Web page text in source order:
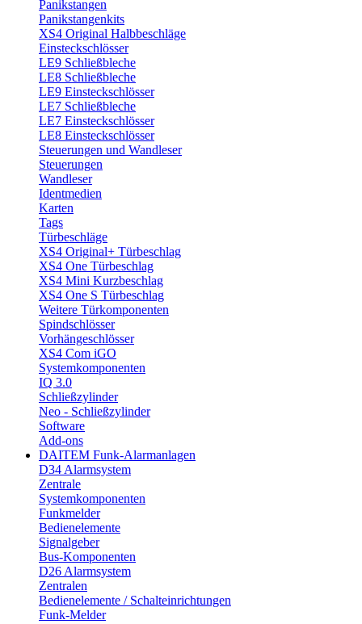
Panikstangen
Panikstangenkits
XS4 Original Halbbeschläge
Einsteckschlösser
LE9 Schließbleche
LE8 Schließbleche
LE9 Einsteckschlösser
LE7 Schließbleche
LE7 Einsteckschlösser
LE8 Einsteckschlösser
Steuerungen und Wandleser
Steuerungen
Wandleser
Identmedien
Karten
Tags
Türbeschläge
XS4 Original+ Türbeschlag
XS4 One Türbeschlag
XS4 Mini Kurzbeschlag
XS4 One S Türbeschlag
Weitere Türkomponenten
Spindschlösser
Vorhängeschlösser
XS4 Com iGO
Systemkomponenten
IQ 3.0
Schließzylinder
Neo - Schließzylinder
Software
Add-ons
DAITEM Funk-Alarmanlagen
D34 Alarmsystem
Zentrale
Systemkomponenten
Funkmelder
Bedienelemente
Signalgeber
Bus-Komponenten
D26 Alarmsystem
Zentralen
Bedienelemente / Schalteinrichtungen
Funk-Melder